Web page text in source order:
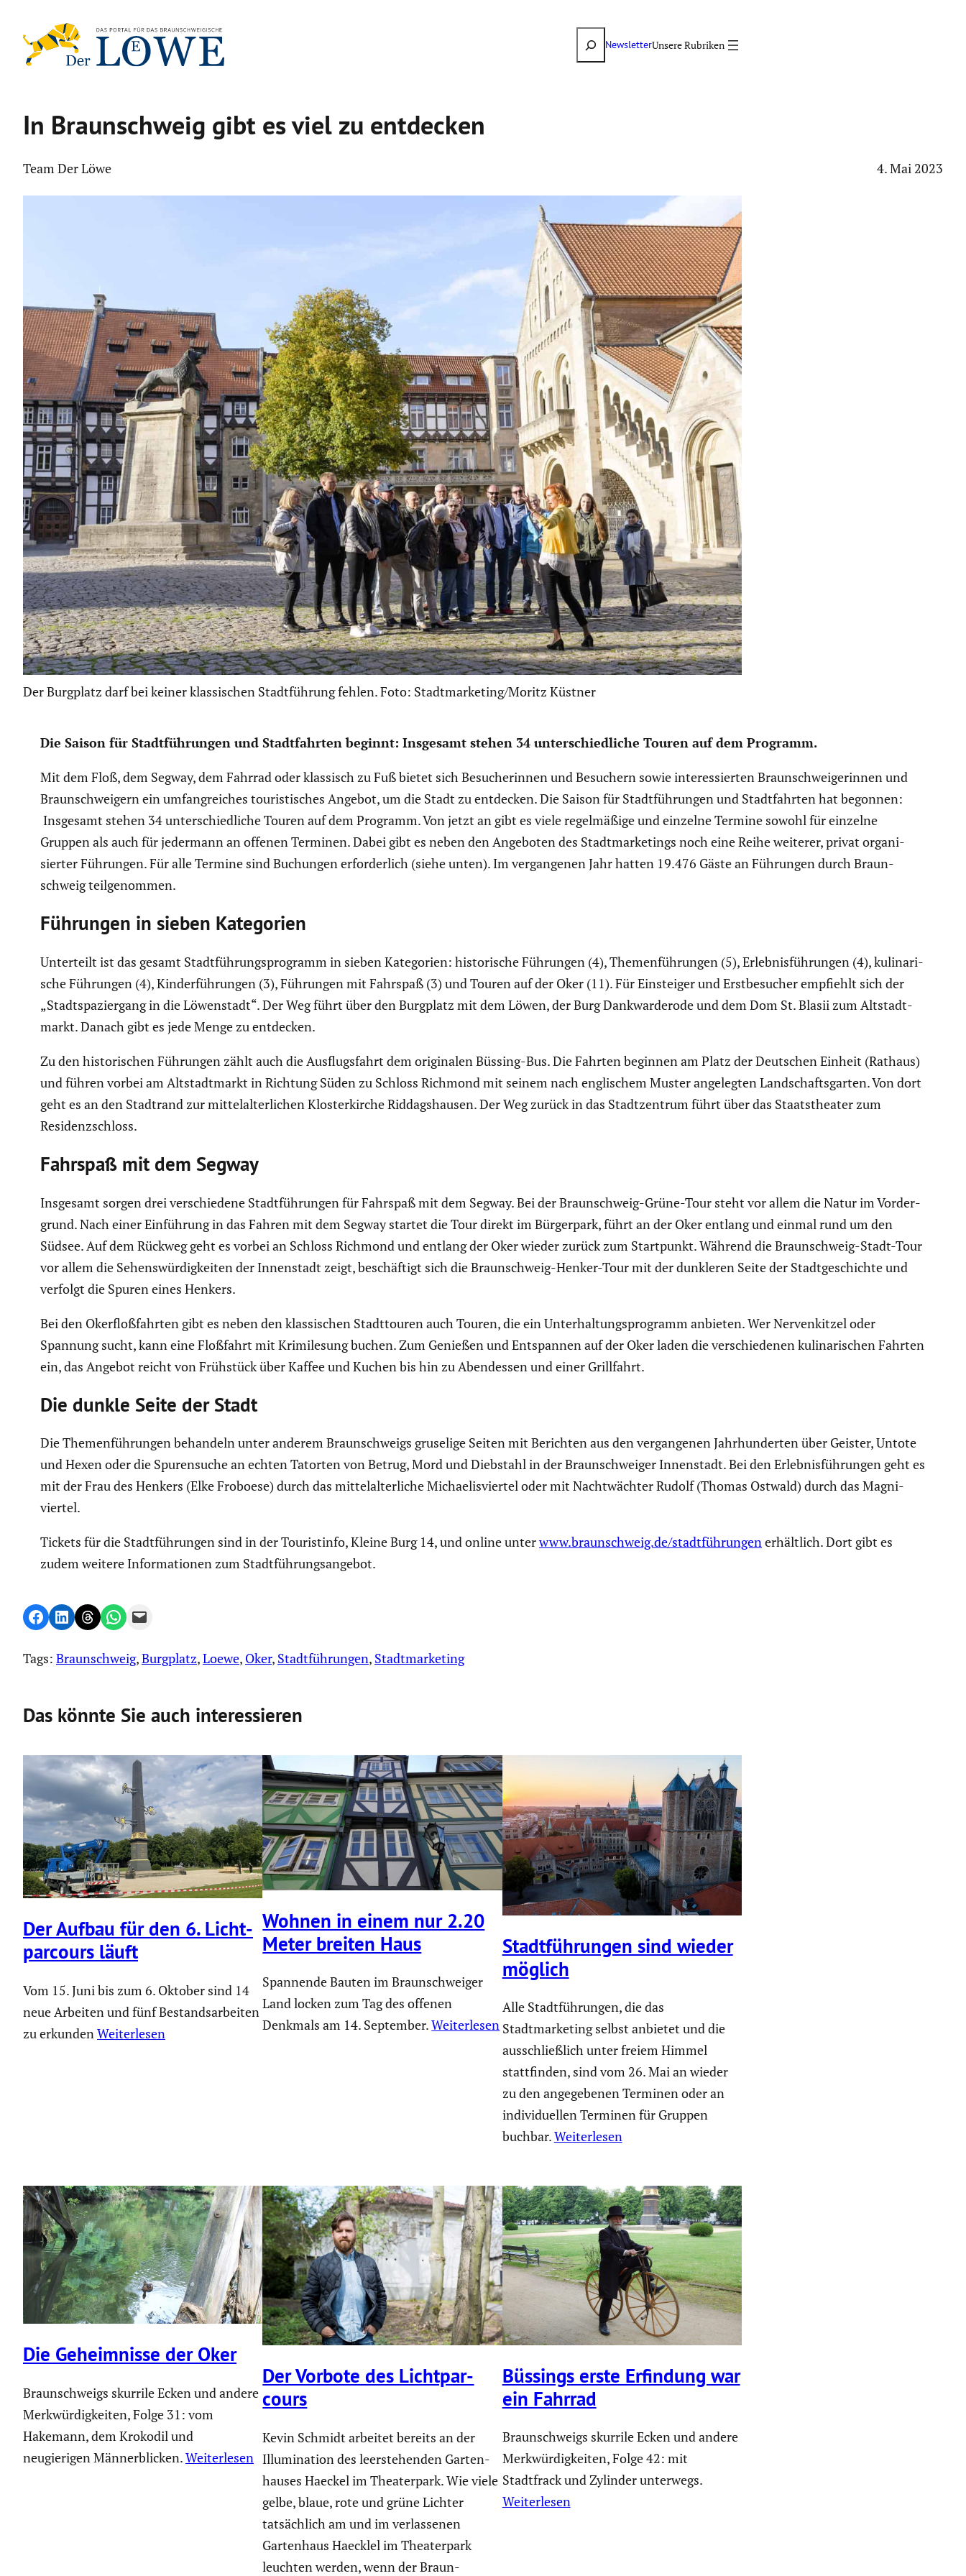
Inhalt
springen
SuchenNewsletter
In Braun­schweig gibt es viel zu entdecken
Team Der Löwe 4. Mai 2023
Der Burgplatz darf bei keiner klassischen Stadtführung fehlen. Foto: Stadtmarketing/Moritz Küstner
Die Saison für Stadt­füh­rungen und Stadt­fahrten beginnt: Insgesamt stehen 34 unter­schied­liche Touren auf dem Programm.
Mit dem Floß, dem Segway, dem Fahrrad oder klassisch zu Fuß bietet sich Besuche­rinnen und Besuchern sowie inter­es­sierten Braun­schwei­ge­rinnen und
Braun­schwei­gern ein umfang­rei­ches touris­ti­sches Angebot, um die Stadt zu entdecken. Die Saison für Stadt­füh­rungen und Stadt­fahrten hat begonnen:
Insgesamt stehen 34 unter­schied­liche Touren auf dem Programm. Von jetzt an gibt es viele regel­mä­ßige und einzelne Termine sowohl für einzelne
Gruppen als auch für jedermann an offenen Terminen. Dabei gibt es neben den Angeboten des Stadt­mar­ke­tings noch eine Reihe weiterer, privat organi­
sierter Führungen. Für alle Termine sind Buchungen erfor­der­lich (siehe unten). Im vergan­genen Jahr hatten 19.476 Gäste an Führungen durch Braun­
schweig teilge­nommen.
Führungen in sieben Katego­rien
Unter­teilt ist das gesamt Stadt­füh­rungs­pro­gramm in sieben Katego­rien: histo­ri­sche Führungen (4), Themen­füh­rungen (5), Erleb­nis­füh­rungen (4), kulina­ri­
sche Führungen (4), Kinder­füh­rungen (3), Führungen mit Fahrspaß (3) und Touren auf der Oker (11). Für Einsteiger und Erstbe­su­cher empfiehlt sich der
„Stadt­spa­zier­gang in die Löwen­stadt“. Der Weg führt über den Burgplatz mit dem Löwen, der Burg Dankwar­derode und dem Dom St. Blasii zum Altstadt­
markt. Danach gibt es jede Menge zu entdecken.
Zu den histo­ri­schen Führungen zählt auch die Ausflugs­fahrt dem origi­nalen Büssing-Bus. Die Fahrten beginnen am Platz der Deutschen Einheit (Rathaus)
und führen vorbei am Altstadt­markt in Richtung Süden zu Schloss Richmond mit seinem nach engli­schem Muster angelegten Landschafts­garten. Von dort
geht es an den Stadtrand zur mittel­al­ter­li­chen Kloster­kirche Riddags­hausen. Der Weg zurück in das Stadt­zen­trum führt über das Staats­theater zum
Residenz­schloss.
Fahrspaß mit dem Segway
Insgesamt sorgen drei verschie­dene Stadt­füh­rungen für Fahrspaß mit dem Segway. Bei der Braun­schweig-Grüne-Tour steht vor allem die Natur im Vorder­
grund. Nach einer Einfüh­rung in das Fahren mit dem Segway startet die Tour direkt im Bürger­park, führt an der Oker entlang und einmal rund um den
Südsee. Auf dem Rückweg geht es vorbei an Schloss Richmond und entlang der Oker wieder zurück zum Start­punkt. Während die Braun­schweig-Stadt-Tour
vor allem die Sehens­wür­dig­keiten der Innen­stadt zeigt, beschäf­tigt sich die Braun­schweig-Henker-Tour mit der dunkleren Seite der Stadt­ge­schichte und
verfolgt die Spuren eines Henkers.
Bei den Okerfloß­fahrten gibt es neben den klassi­schen Stadt­touren auch Touren, die ein Unter­hal­tungs­pro­gramm anbieten. Wer Nerven­kitzel oder
Spannung sucht, kann eine Floßfahrt mit Krimi­le­sung buchen. Zum Genießen und Entspannen auf der Oker laden die verschie­denen kulina­ri­schen Fahrten
ein, das Angebot reicht von Frühstück über Kaffee und Kuchen bis hin zu Abend­essen und einer Grill­fahrt.
Die dunkle Seite der Stadt
Die Themen­füh­rungen behandeln unter anderem Braun­schweigs gruselige Seiten mit Berichten aus den vergan­genen Jahrhun­derten über Geister, Untote
und Hexen oder die Spuren­suche an echten Tatorten von Betrug, Mord und Diebstahl in der Braun­schweiger Innen­stadt. Bei den Erleb­nis­füh­rungen geht es
mit der Frau des Henkers (Elke Froboese) durch das mittel­al­ter­liche Michae­lis­viertel oder mit Nacht­wächter Rudolf (Thomas Ostwald) durch das Magni­
viertel.
Tickets für die Stadt­füh­rungen sind in der Tourist­info, Kleine Burg 14, und online unterwww.braunschweig.de/stadtführungenerhält­lich. Dort gibt es
zudem weitere Infor­ma­tionen zum Stadt­füh­rungs­an­gebot.
Share on Facebook
Share on LinkedIn
Share on Threads
Share on WhatsApp
Email this Page
Tags: Braunschweig, Burgplatz, Loewe, Oker, Stadtführungen, Stadtmarketing
Das könnte Sie auch interessieren
Der Aufbau für den 6. Licht­
par­cours läuft
Vom 15. Juni bis zum 6. Oktober sind 14
neue Arbeiten und fünf Bestandsarbeiten
zu erkunden Weiterlesen
Wohnen in einem nur 2.20
Meter breiten Haus
Spannende Bauten im Braunschweiger
Land locken zum Tag des offenen
Denkmals am 14. September.Weiterlesen
Stadt­füh­rungen sind wieder
möglich
Alle Stadtführungen, die das
Stadtmarketing selbst anbietet und die
ausschließlich unter freiem Himmel
stattfinden, sind vom 26. Mai an wieder
zu den angegebenen Terminen oder an
individuellen Terminen für Gruppen
buchbar.Weiterlesen
Die Geheim­nisse der Oker
Braunschweigs skurrile Ecken und andere
Merkwürdigkeiten, Folge 31: vom
Hakemann, dem Krokodil und
neugierigen Männerblicken.Weiterlesen
Der Vorbote des Licht­par­
cours
Kevin Schmidt arbeitet bereits an der
Illumi­na­tion des leerste­henden Garten­
hauses Haeckel im Theater­park. Wie viele
gelbe, blaue, rote und grüne Lichter
tatsäch­lich am und im verlas­senen
Garten­haus Haecklel im Theater­park
leuchten werden, wenn der Braun­
Büssings erste Erfindung war
ein Fahrrad
Braunschweigs skurrile Ecken und andere
Merkwürdigkeiten, Folge 42: mit
Stadtfrack und Zylinder unterwegs.
Weiterlesen